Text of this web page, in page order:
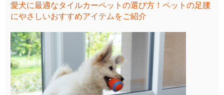
愛犬に最適なタイルカーペットの選び方！ペットの足腰
にやさしいおすすめアイテムをご紹介